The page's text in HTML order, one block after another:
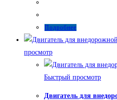
Подробнее
просмотр
Быстрый просмотр
Двигатель для